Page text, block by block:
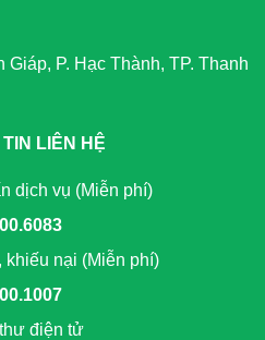
P. Hạc Thành, TP. Thanh
LIÊN HỆ
dịch vụ (Miễn phí)
khiếu nại (Miễn phí)
điện tử